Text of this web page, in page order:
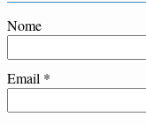
Nome
Email *